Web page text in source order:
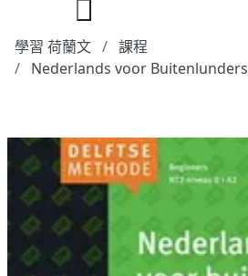
學習 荷蘭文
課程
Nederlands voor Buitenlunders